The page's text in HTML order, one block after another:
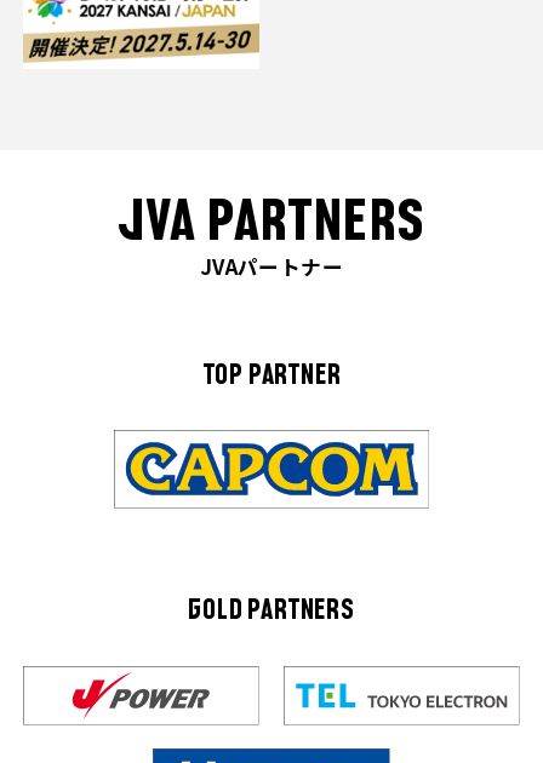
JVA PARTNERS
JVAパートナー
TOP PARTNER
GOLD PARTNERS